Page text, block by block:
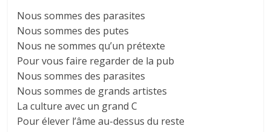
Nous sommes des parasites
Nous sommes des putes
Nous ne sommes qu’un prétexte
Pour vous faire regarder de la pub
Nous sommes des parasites
Nous sommes de grands artistes
La culture avec un grand C
Pour élever l’âme au-dessus du reste